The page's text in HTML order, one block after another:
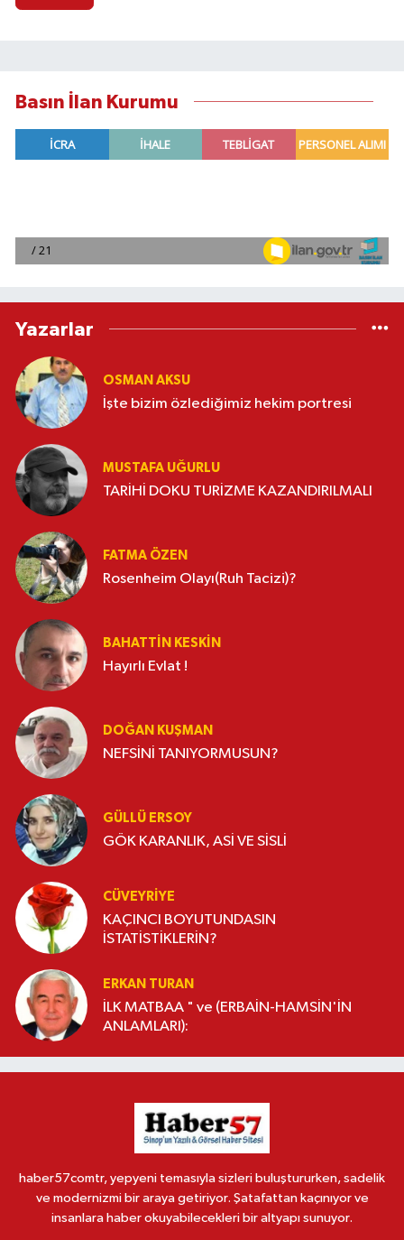
Basın İlan Kurumu
Yazarlar
OSMAN AKSU
İşte bizim özlediğimiz hekim portresi
MUSTAFA UĞURLU
TARİHİ DOKU TURİZME KAZANDIRILMALI
FATMA ÖZEN
Rosenheim Olayı(Ruh Tacizi)?
BAHATTIN KESKİN
Hayırlı Evlat !
DOĞAN KUŞMAN
NEFSİNİ TANIYORMUSUN?
GÜLLÜ ERSOY
GÖK KARANLIK, ASİ VE SİSLİ
CÜVEYRIYE
KAÇINCI BOYUTUNDASIN
İSTATİSTİKLERİN?
ERKAN TURAN
İLK MATBAA " ve (ERBAİN-HAMSİN'İN
ANLAMLARI):
haber57comtr, yepyeni temasıyla sizleri buluştururken, sadelik
ve modernizmi bir araya getiriyor. Şatafattan kaçınıyor ve
insanlara haber okuyabilecekleri bir altyapı sunuyor.